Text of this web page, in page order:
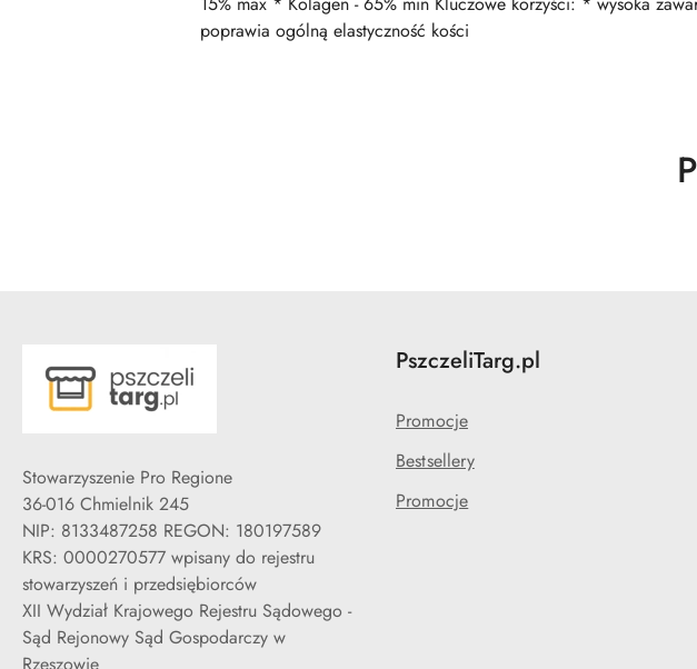
poprawia ogólną elastyczność kości
Stowarzyszenie Pro Regione
36-016 Chmielnik 245
NIP: 8133487258 REGON: 180197589
KRS: 0000270577 wpisany do rejestru
stowarzyszeń i przedsiębiorców
XII Wydział Krajowego Rejestru Sądowego -
Sąd Rejonowy Sąd Gospodarczy w
PszczeliTarg.pl
Promocje
Bestsellery
Promocje